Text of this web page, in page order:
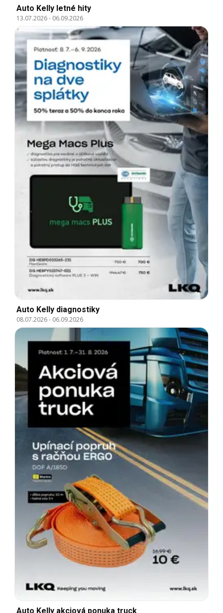
Auto Kelly letné hity
13.07.2026- 06.09.2026
Auto Kelly diagnostiky
08.07.2026- 06.09.2026
Auto Kelly akciová ponuka truck